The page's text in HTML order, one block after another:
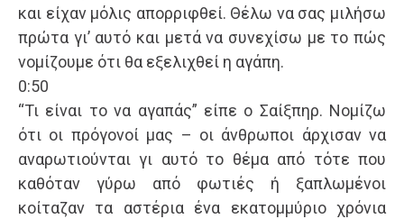
και είχαν μόλις απορριφθεί. Θέλω να σας μιλήσω
πρώτα γι’ αυτό και μετά να συνεχίσω με το πώς
νομίζουμε ότι θα εξελιχθεί η αγάπη.
0:50
“Τι είναι το να αγαπάς” είπε ο Σαίξπηρ. Νομίζω
ότι οι πρόγονοί μας – οι άνθρωποι άρχισαν να
αναρωτιούνται γι αυτό το θέμα από τότε που
καθόταν γύρω από φωτιές ή ξαπλωμένοι
κοίταζαν τα αστέρια ένα εκατομμύριο χρόνια